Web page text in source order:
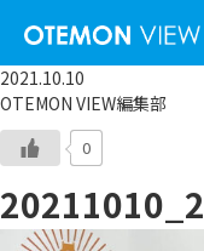
社会とくらし
2021.10.10
OTEMON VIEW編集部
0
20211010_2